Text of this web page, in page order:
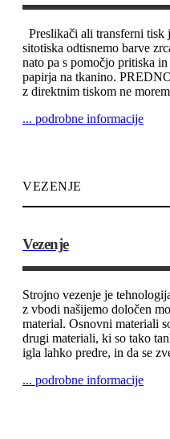
Preslikači ali transferni tisk
sitotiska odtisnemo barve
nato pa s pomočjo pritiska
papirja na tkanino.
z direktnim tiskom ne
... podrobne informacije
VEZENJE
Vezenje
Strojno vezenje je
z vbodi našijemo določen
material. Osnovni materiali
drugi materiali, ki so tako
igla lahko predre, in da se
... podrobne informacije